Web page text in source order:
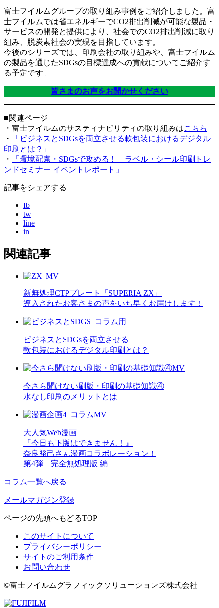
富士フイルムグループの取り組み事例をご紹介しました。富
士フイルムでは省エネルギーでCO2排出削減が可能な製品・
サービスの開発と提供により、社会でのCO2排出削減に取り
組み、脱炭素社会の実現を目指しています。
今後のシリーズでは、印刷会社の取り組みや、富士フイルム
の製品を通じたSDGsの目標達成への貢献についてご紹介す
る予定です。
皆さまのお声をお聞かせください
■関連ページ
・富士フイルムのサスティナビリティの取り組みはこちら
・
「ビジネスとSDGsを両立させる軟包装におけるデジタル
印刷とは？」
・
「環境配慮・SDGsで攻める！ ラベル・シール印刷トレ
ンドセミナー イベントレポート」
記事をシェアする
fb
tw
line
in
関連記事
新無処理CTPプレート「SUPERIA ZX」
導入されたお客さまの声をいち早くお届けします！
ビジネスとSDGsを両立させる
軟包装におけるデジタル印刷とは？
今さら聞けない刷版・印刷の基礎知識④
水なし印刷のメリットとは
大人気Web漫画
『今日も下版はできません！』
奈良裕己さん漫画コラボレーション！
第4弾 完全無処理版 編
コラム一覧へ戻る
メールマガジン登録
ページの先頭へもどるTOP
このサイトについて
プライバシーポリシー
サイトのご利用条件
お問い合わせ
©富士フイルムグラフィックソリューションズ株式会社